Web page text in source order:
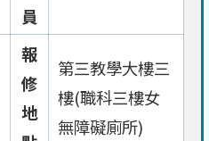
員
報
修
地
第三教學大樓三
樓(職科三樓女
無障礙廁所)